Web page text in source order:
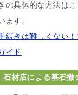
の具体的な方法は
ます。
続きは難しくない
イド
石材店による墓石撤